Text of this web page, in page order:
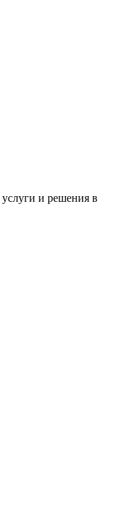
и решения в